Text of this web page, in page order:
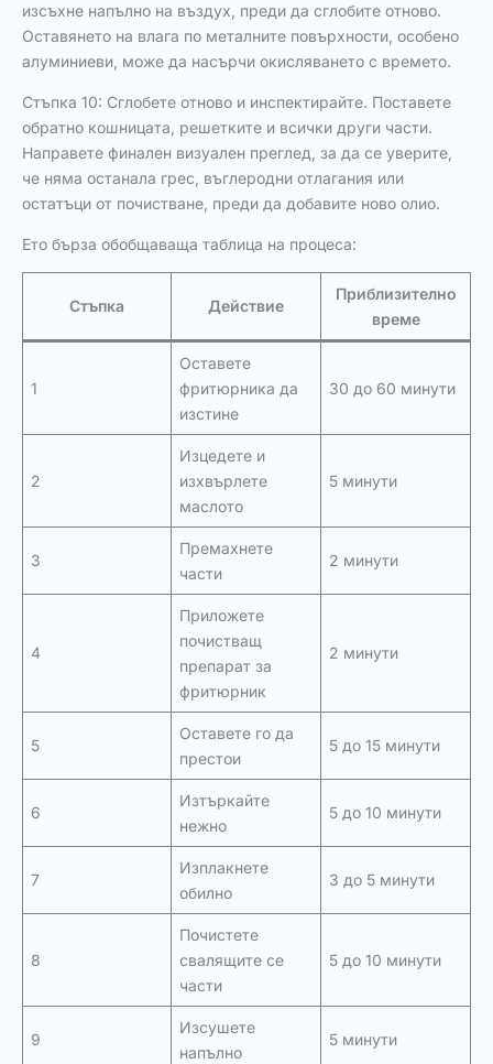
изсъхне напълно на въздух, преди да сглобите отново.
Оставянето на влага по металните повърхности, особено
алуминиеви, може да насърчи окисляването с времето.
Стъпка 10: Сглобете отново и инспектирайте. Поставете
обратно кошницата, решетките и всички други части.
Направете финален визуален преглед, за да се уверите,
че няма останала грес, въглеродни отлагания или
остатъци от почистване, преди да добавите ново олио.
Ето бърза обобщаваща таблица на процеса:
Стъпка Действие
Приблизително
време
1
Оставете
фритюрника да
изстине
30 до 60 минути
2
Изцедете и
изхвърлете
маслото
5 минути
3
Премахнете
части
2 минути
4
Приложете
почистващ
препарат за
фритюрник
2 минути
5
Оставете го да
престои
5 до 15 минути
6
Изтъркайте
нежно
5 до 10 минути
7
Изплакнете
обилно
3 до 5 минути
8
Почистете
свалящите се
части
5 до 10 минути
9
Изсушете
напълно
5 минути